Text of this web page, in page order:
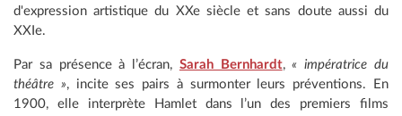
d'expression artistique du XXe siècle et sans doute aussi du
XXIe.
Par sa présence à l’écran, Sarah Bernhardt,« impératrice du
théâtre », incite ses pairs à surmonter leurs préventions. En
1900, elle interprète Hamlet dans l’un des premiers films